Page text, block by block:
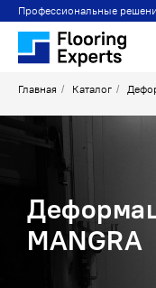
Профессиональные
Главная / Каталог /
MANGRA